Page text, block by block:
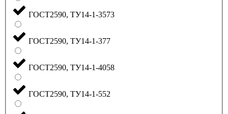
ГОСТ2590, ТУ14-1-3573
ГОСТ2590, ТУ14-1-377
ГОСТ2590, ТУ14-1-4058
ГОСТ2590, ТУ14-1-552